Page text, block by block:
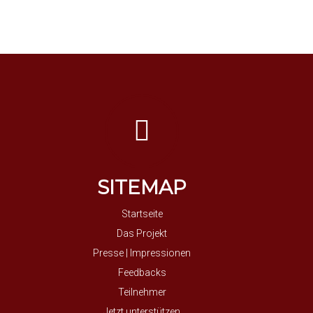
SITEMAP
Startseite
Das Projekt
Presse | Impressionen
Feedbacks
Teilnehmer